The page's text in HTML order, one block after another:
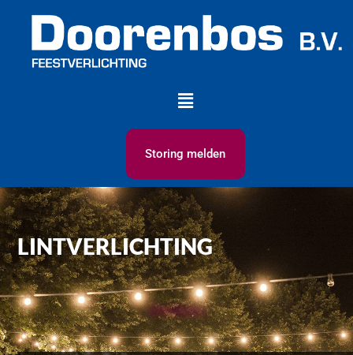
Storing melden
LINTVERLICHTING